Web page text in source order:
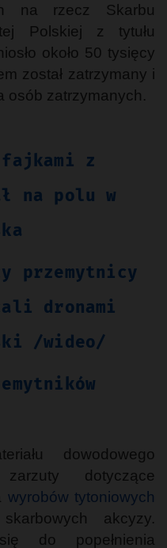
na rzecz Skarbu
Polskiej z tytułu
około 50 tysięcy
został zatrzymany i
osób zatrzymanych.
z
na polu w
przemytnicy
dronami
/wideo/
dowodowego
dotyczące
wyrobów tytoniowych
akcyzy.
do popełnienia